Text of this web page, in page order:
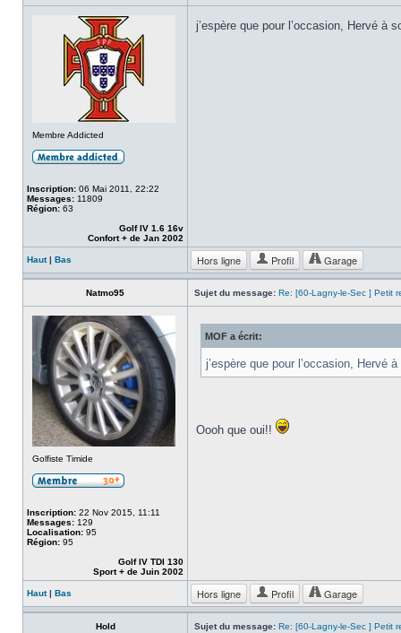
Membre Addicted
Inscription: 06 Mai 2011, 22:22
Messages: 11809
Région: 63
Golf IV 1.6 16v
Confort + de Jan 2002
j’espère que pour l’occasion, Hervé à
Haut| Bas Hors ligne Profil Garage
Natmo95 Sujet du message: Re: [60-Lagny-le-Sec ] Petit
Golfiste Timide
Inscription: 22 Nov 2015, 11:11
Messages: 129
Localisation: 95
Région: 95
Golf IV TDI 130
Sport + de Juin 2002
MOF a écrit:
j’espère que pour l’occasion, Hervé
Oooh que oui!!
Haut| Bas Hors ligne Profil Garage
Hold Sujet du message: Re: [60-Lagny-le-Sec ] Petit